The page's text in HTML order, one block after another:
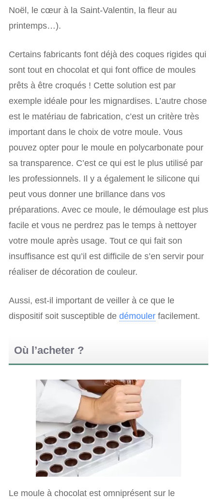
Noël, le cœur à la Saint-Valentin, la fleur au
printemps…).
Certains fabricants font déjà des coques rigides qui
sont tout en chocolat et qui font office de moules
prêts à être croqués ! Cette solution est par
exemple idéale pour les mignardises. L’autre chose
est le matériau de fabrication, c’est un critère très
important dans le choix de votre moule. Vous
pouvez opter pour le moule en polycarbonate pour
sa transparence. C’est ce qui est le plus utilisé par
les professionnels. Il y a également le silicone qui
peut vous donner une brillance dans vos
préparations. Avec ce moule, le démoulage est plus
facile et vous ne perdrez pas le temps à nettoyer
votre moule après usage. Tout ce qui fait son
insuffisance est qu’il est difficile de s’en servir pour
réaliser de décoration de couleur.
Aussi, est-il important de veiller à ce que le
dispositif soit susceptible de démouler facilement.
Où l’acheter ?
Le moule à chocolat est omniprésent sur le